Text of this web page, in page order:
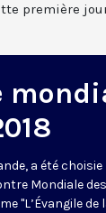
première
a été
Mondiale des
"L’Évangile